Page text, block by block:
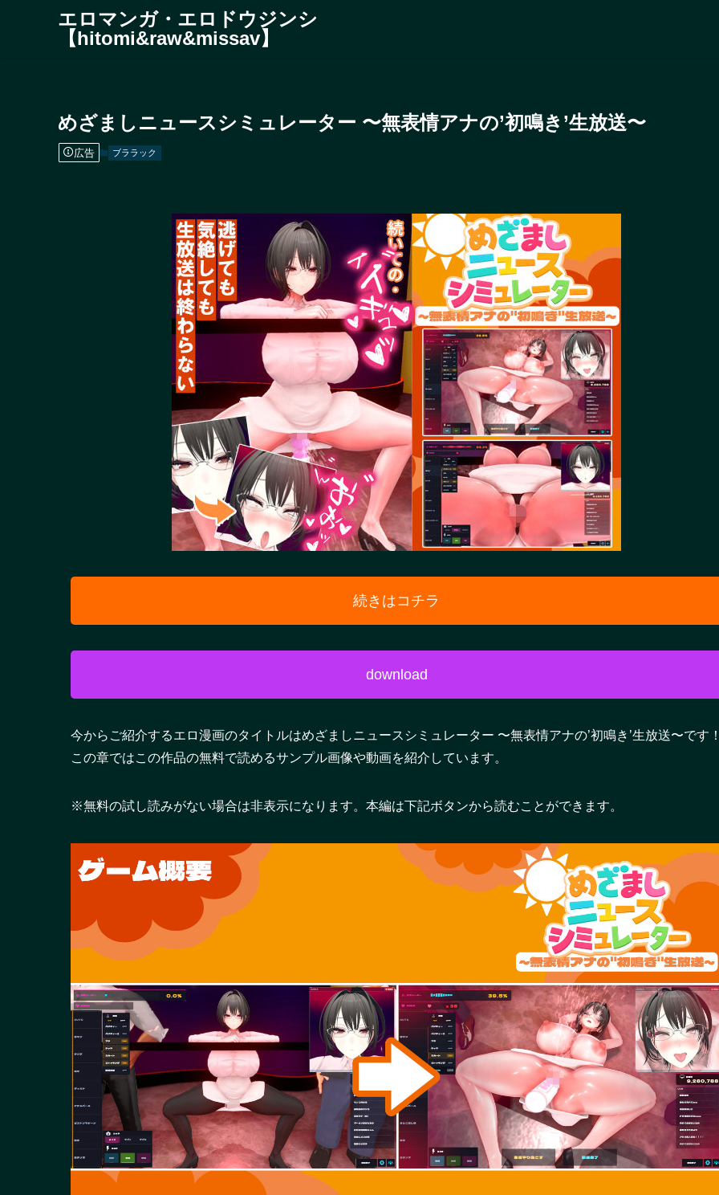
エロマンガ・エロドウジンシ
【hitomi&raw&missav】
めざましニュースシミュレーター 〜無表情アナの’初鳴き’生放送〜
広告 ブララック
続きはコチラ
download
今からご紹介するエロ漫画のタイトルはめざましニュースシミュレーター 〜無表情アナの’初鳴き’生放送〜です
この章ではこの作品の無料で読めるサンプル画像や動画を紹介しています。
※無料の試し読みがない場合は非表示になります。本編は下記ボタンから読むことができます。